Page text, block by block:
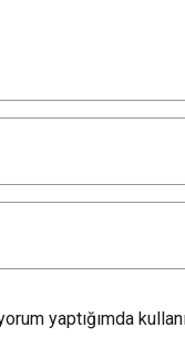
yaptığımda